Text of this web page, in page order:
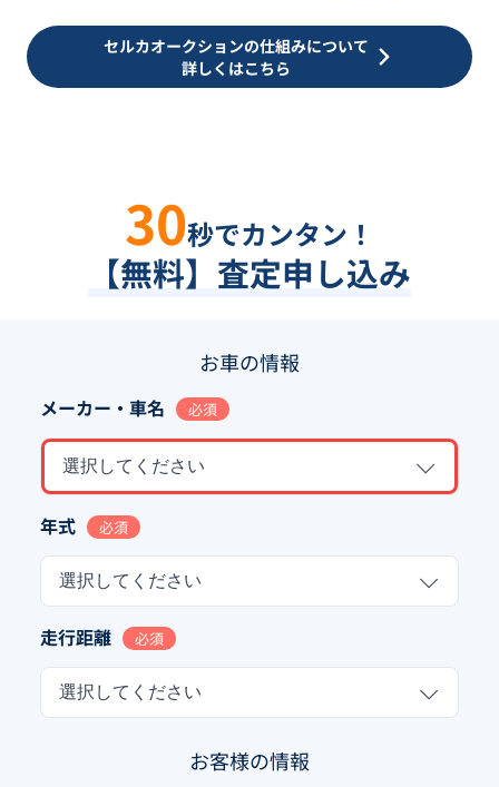
セルカオークションの仕組みについて
詳しくはこちら
30秒でカンタン！
【無料】査定申し込み
お車の情報
メーカー・車名 必須
選択してください
年式 必須
選択してください
走行距離 必須
選択してください
お客様の情報